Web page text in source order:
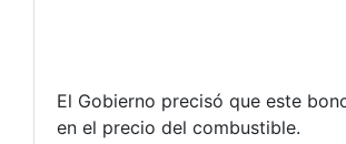
El Gobierno precisó que este
en el precio del combustible.